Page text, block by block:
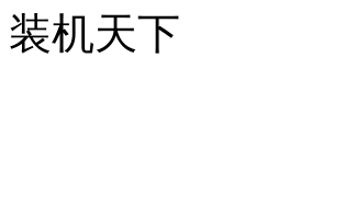
装机天下